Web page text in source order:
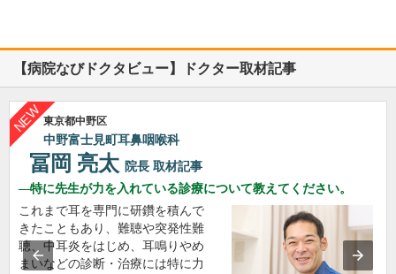
【病院なびドクタビュー】ドクター取材記事
東京都中野区
中野富士見町耳鼻咽喉科
冨岡 亮太 院長 取材記事
特に先生が力を入れている診療について教えてください。
これまで耳を専門に研鑽を積んで
きたこともあり、難聴や突発性難
聴、中耳炎をはじめ、耳鳴りやめ
まいなどの診断・治療には特に力